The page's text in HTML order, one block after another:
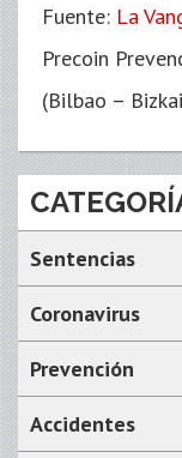
Fuente: La
Precoin
(Bilbao –
Sentencias
Coronavirus
Prevención
Accidentes